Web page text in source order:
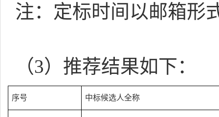
注：定标时间以邮箱形
（3）推荐结果如下：
序号 中标候选人全称